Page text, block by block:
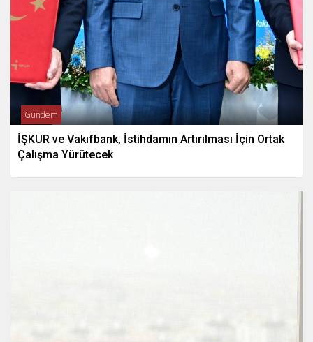
Gündem
İŞKUR ve Vakıfbank, İstihdamın Artırılması İçin Ortak
Çalışma Yürütecek